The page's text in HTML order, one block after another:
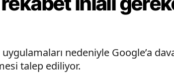
nedeniyle Google’a
talep ediliyor.